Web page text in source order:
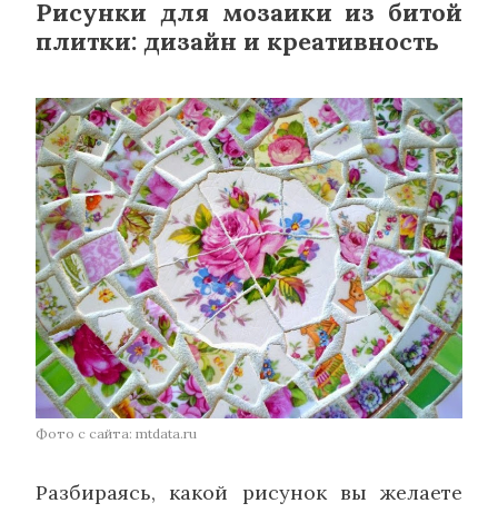
Рисунки для мозаики из битой
плитки: дизайн и креативность
Фото с сайта: mtdata.ru
Разбираясь, какой рисунок вы желаете